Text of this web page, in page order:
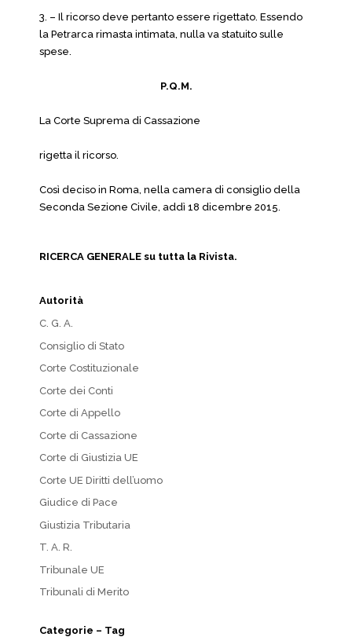
3. – Il ricorso deve pertanto essere rigettato. Essendo
la Petrarca rimasta intimata, nulla va statuito sulle
spese.
P.Q.M.
La Corte Suprema di Cassazione
rigetta il ricorso.
Così deciso in Roma, nella camera di consiglio della
Seconda Sezione Civile, addì 18 dicembre 2015.
RICERCA GENERALE su tutta la Rivista.
Autorità
C. G. A.
Consiglio di Stato
Corte Costituzionale
Corte dei Conti
Corte di Appello
Corte di Cassazione
Corte di Giustizia UE
Corte UE Diritti dell’uomo
Giudice di Pace
Giustizia Tributaria
T. A. R.
Tribunale UE
Tribunali di Merito
Categorie – Tag